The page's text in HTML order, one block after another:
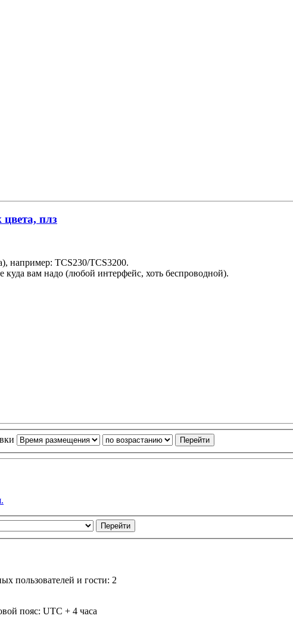
цвета, плз
например: TCS230/TCS3200.
вам надо (любой интерфейс, хоть беспроводной).
пользователей и гости: 2
пояс: UTC + 4 часа